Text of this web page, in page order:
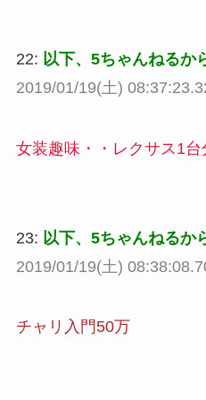
22: 以下、5ちゃんねるか
2019/01/19(土)
女装趣味・・レクサス1台
23: 以下、5ちゃんねるか
2019/01/19(土)
チャリ入門50万